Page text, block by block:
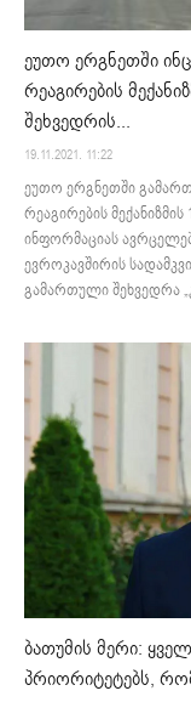
ეუთო ერგნეთში
რეაგირების
შეხვედრის...
19.11.2021. 11:22
ეუთო ერგნეთში
რეაგირების
ინფორმაციას
ევროკავშირის
გამართული შეხვედრა
ბათუმის მერი:
პრიორიტეტებს,